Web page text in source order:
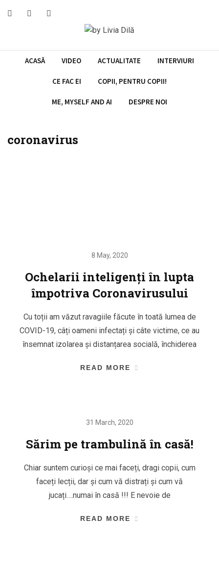
ACASĂ VIDEO ACTUALITATE INTERVIURI
CE FAC EI COPII, PENTRU COPII!
ME, MYSELF AND AI DESPRE NOI
coronavirus
8 May, 2020
Ochelarii inteligenți în lupta
împotriva Coronavirusului
Cu toții am văzut ravagiile făcute în toată lumea de
COVID-19, câți oameni infectați și câte victime, ce au
însemnat izolarea și distanțarea socială, închiderea
READ MORE
31 March, 2020
Sărim pe trambulină în casă!
Chiar suntem curioși ce mai faceți, dragi copii, cum
faceți lecții, dar și cum vă distrați și cum vă
jucați….numai în casă !!! E nevoie de
READ MORE